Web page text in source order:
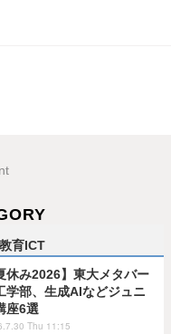
教育ICT
休み2026】東大メタバー
学部、生成AIなどジュニ
座6選
Thu 11:15